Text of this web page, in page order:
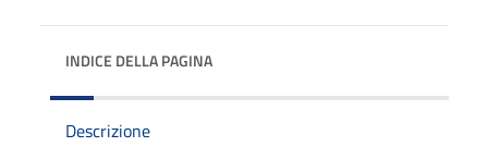
INDICE DELLA PAGINA
Descrizione